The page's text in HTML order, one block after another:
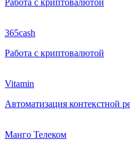
Работа с криптовалютой
365cash
Работа с криптовалютой
Vitamin
Автоматизация контекстной
Манго Телеком